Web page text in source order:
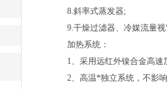
8.斜率式蒸发器;
9.干燥过滤器、冷媒流量
加热系统：
1、采用远红外镍合金高
2、高温*独立系统，不影